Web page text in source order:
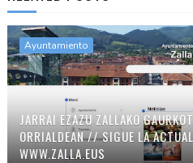
Ayuntamiento
JARRAI EZAZU ZALLAKO
ORRIALDEAN // SIGUE LA
WWW.ZALLA.EUS